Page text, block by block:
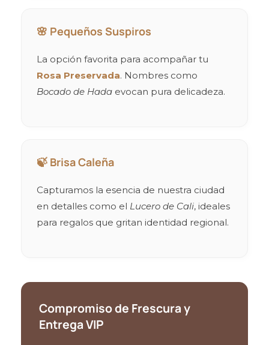
🌸 Pequeños Suspiros
La opción favorita para acompañar tu
Rosa Preservada. Nombres como
Bocado de Hada evocan pura delicadeza.
🍃 Brisa Caleña
Capturamos la esencia de nuestra ciudad
en detalles como el Lucero de Cali, ideales
para regalos que gritan identidad regional.
Compromiso de Frescura y
Entrega VIP